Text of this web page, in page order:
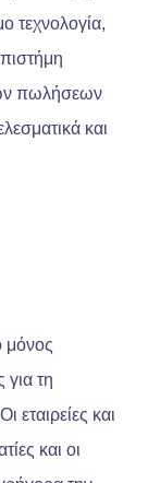
τεχνολογία,
πωλήσεων
και
μόνος
τη
εταιρείες και
και οι